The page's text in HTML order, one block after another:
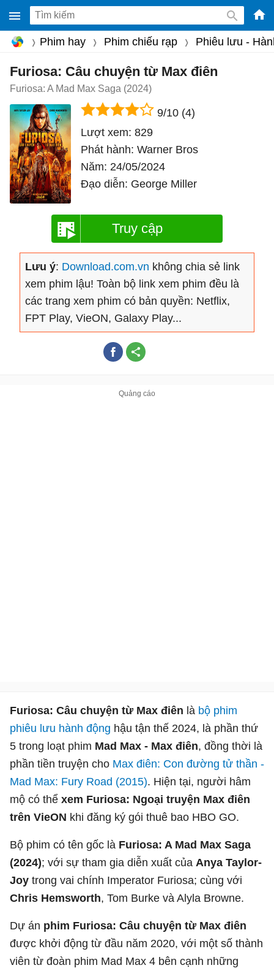
-
Phim hay Phim chiếu rạp Phiêu lưu -
Furiosa: Câu chuyện từ Max điên
Furiosa: A Mad Max Saga (2024)
9/10 (4)
Lượt xem: 829
Phát hành: Warner Bros
Năm: 24/05/2024
Đạo diễn: George Miller
Truy cập
Lưu ý: Download.com.vn không chia sẻ link
xem phim lậu! Toàn bộ link xem phim đều là
các trang xem phim có bản quyền: Netflix,
FPT Play, VieON, Galaxy Play...
Furiosa: Câu chuyện từ Max điên là bộ phim
phiêu lưu hành động hậu tận thế 2024, là phần thứ
5 trong loạt phim Mad Max - Max điên, đồng thời là
phần tiền truyện cho Max điên: Con đường tử thần -
Mad Max: Fury Road (2015). Hiện tại, người hâm
mộ có thể xem Furiosa: Ngoại truyện Max điên
trên VieON khi đăng ký gói thuê bao HBO GO.
Bộ phim có tên gốc là Furiosa: A Mad Max Saga
(2024); với sự tham gia diễn xuất của Anya Taylor-
Joy trong vai chính Imperator Furiosa; cùng với
Chris Hemsworth, Tom Burke và Alyla Browne.
Dự án phim Furiosa: Câu chuyện từ Max điên
được khởi động từ đầu năm 2020, với một số thành
viên từ đoàn phim Mad Max 4 bên cạnh những